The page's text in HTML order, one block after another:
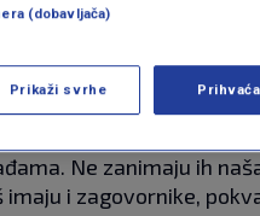
prije 3
Ne zanimaju ih
imaju i zagovornike,
(dobavljača)
Prikaži svrhe